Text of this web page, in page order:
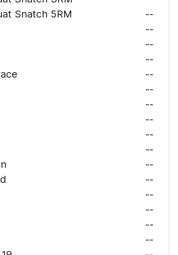
Snatch 5RM
--
--
--
--
--
--
--
--
--
--
--
--
--
--
--
--